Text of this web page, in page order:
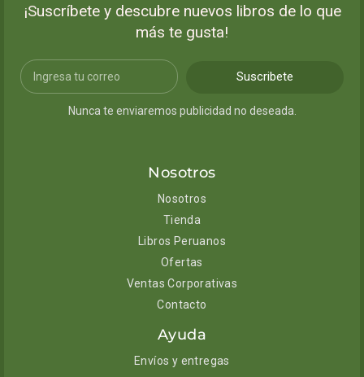
¡Suscríbete y descubre nuevos libros de lo que
más te gusta!
Suscribete
Nunca te enviaremos publicidad no deseada.
Nosotros
Nosotros
Tienda
Libros Peruanos
Ofertas
Ventas Corporativas
Contacto
Ayuda
Envíos y entregas